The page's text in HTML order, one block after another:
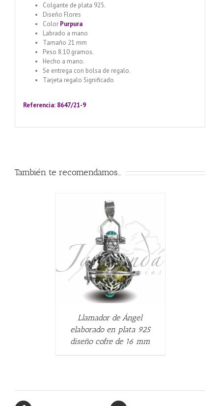
Colgante de plata 925.
Diseño Flores
Color Purpura
Labrado a mano
Tamaño 21 mm
Peso 8.10 gramos.
Hecho a mano.
Se entrega con bolsa de regalo.
Tarjeta regalo Significado
Referencia: 8647/21-9
También te recomendamos…
Llamador de Ángel
elaborado en plata 925
diseño cofre de 16 mm